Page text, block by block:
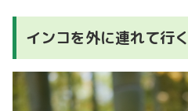
インコを外に連れて行